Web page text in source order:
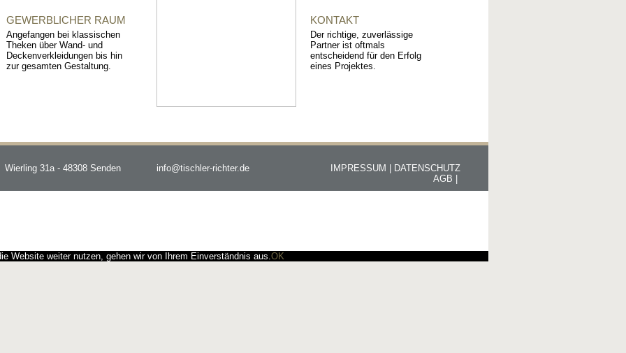
GEWERBLICHER RAUM
Angefangen bei klassischen
Theken über Wand- und
Deckenverkleidungen bis hin
zur gesamten Gestaltung.
KONTAKT
Der richtige, zuverlässige
Partner ist oftmals
entscheidend für den Erfolg
eines Projektes.
Wierling 31a - 48308 Senden info@tischler-richter.de DATENSCHUTZ
IMPRESSUM |
AGB |
Website weiter nutzen, gehen wir von Ihrem Einverständnis aus.OK